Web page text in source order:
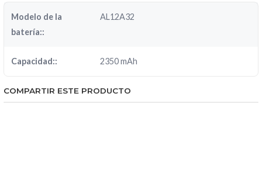
Modelo de la
batería::
AL12A32
Capacidad:: 2350 mAh
COMPARTIR ESTE PRODUCTO